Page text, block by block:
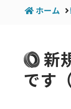
ホーム
新
です